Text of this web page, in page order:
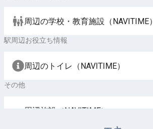
周辺の学校・教育施設（NAVITIME）
駅周辺お役立ち情報
周辺のトイレ（NAVITIME）
その他
周辺施設（NAVITIME）